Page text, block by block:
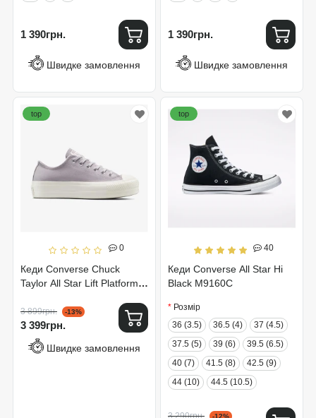
1 390грн.
Швидке замовлення
1 390грн.
Швидке замовлення
0
Кеди Converse Chuck
Taylor All Star Lift Platform
top
3 899грн. -13%
3 399грн.
Швидке замовлення
40
Кеди Converse All Star Hi
Black M9160C
top
Розмір
36 (3.5)
36.5 (4)
37 (4.5)
37.5 (5)
39 (6)
39.5 (6.5)
40 (7)
41.5 (8)
42.5 (9)
44 (10)
44.5 (10.5)
3 290грн. -12%